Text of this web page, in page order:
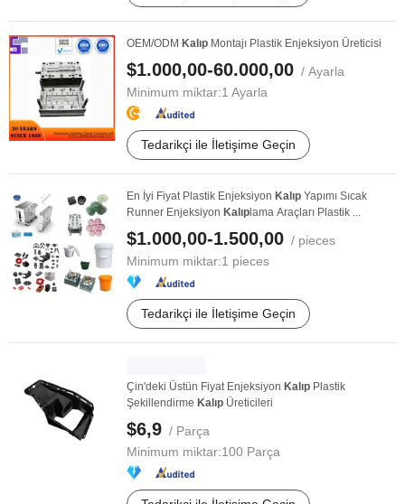
OEM/ODM Kalıp Montajı Plastik Enjeksiyon Üreticisi
$1.000,00-60.000,00 / Ayarla
Minimum miktar:1 Ayarla
Tedarikçi ile İletişime Geçin
En İyi Fiyat Plastik Enjeksiyon Kalıp Yapımı Sıcak
Runner Enjeksiyon Kalıp lama Araçları Plastik ...
$1.000,00-1.500,00 / pieces
Minimum miktar:1 pieces
Tedarikçi ile İletişime Geçin
Çin'deki Üstün Fiyat Enjeksiyon Kalıp Plastik
Şekillendirme Kalıp Üreticileri
$6,9 / Parça
Minimum miktar:100 Parça